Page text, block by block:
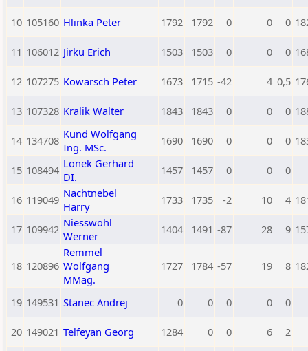
10 105160 Hlinka Peter 1792 1792 0 0 0
11 106012 Jirku Erich 1503 1503 0 0 0
12 107275 Kowarsch Peter 1673 1715 -42 4 0,5
13 107328 Kralik Walter 1843 1843 0 0 0
14 134708 Kund Wolfgang
Ing. MSc.
1690 1690 0 0 0
15 108494 Lonek Gerhard
DI.
1457 1457 0 0 0
16 119049 Nachtnebel
Harry
1733 1735 -2 10 4
17 109942 Niesswohl
Werner
1404 1491 -87 28 9
18 120896
Remmel
Wolfgang
MMag.
1727 1784 -57 19 8
19 149531 Stanec Andrej 0 0 0 0 0
20 149021 Telfeyan Georg 1284 0 0 6 2